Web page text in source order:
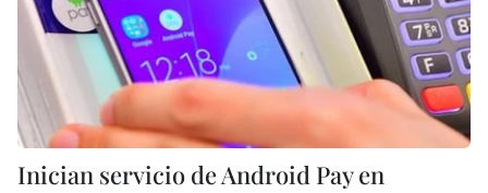
Inician servicio de Android Pay en